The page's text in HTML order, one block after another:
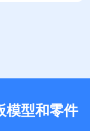
模型和零件